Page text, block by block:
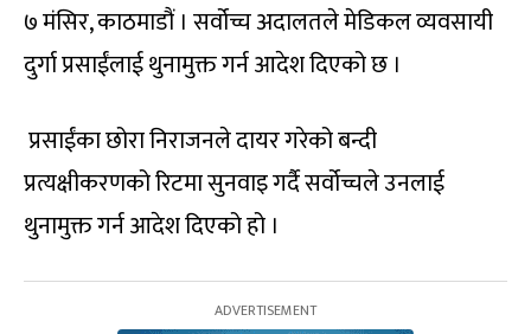
७ मंसिर, काठमाडौं । सर्वोच्च अदालतले मेडिकल व्यवसायी
दुर्गा प्रसाईंलाई थुनामुक्त गर्न आदेश दिएको छ ।
प्रसाईंका छोरा निराजनले दायर गरेको बन्दी
प्रत्यक्षीकरणको रिटमा सुनवाइ गर्दै सर्वोच्चले उनलाई
थुनामुक्त गर्न आदेश दिएको हो ।